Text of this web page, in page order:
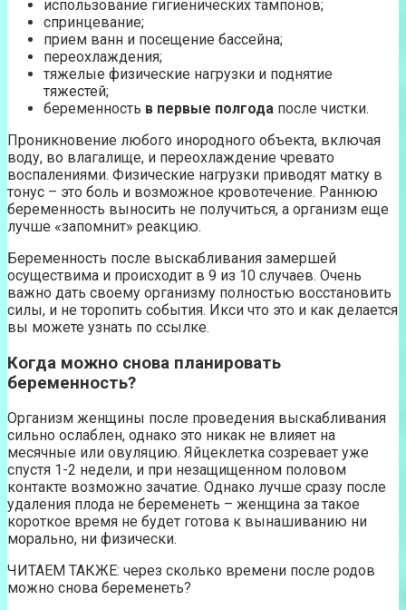
использование гигиенических тампонов;
спринцевание;
прием ванн и посещение бассейна;
переохлаждения;
тяжелые физические нагрузки и поднятие
тяжестей;
беременность в первые полгода после чистки.
Проникновение любого инородного объекта, включая
воду, во влагалище, и переохлаждение чревато
воспалениями. Физические нагрузки приводят матку в
тонус – это боль и возможное кровотечение. Раннюю
беременность выносить не получиться, а организм еще
лучше «запомнит» реакцию.
Беременность после выскабливания замершей
осуществима и происходит в 9 из 10 случаев. Очень
важно дать своему организму полностью восстановить
силы, и не торопить события. Икси что это и как делается
вы можете узнать по ссылке.
Когда можно снова планировать
беременность?
Организм женщины после проведения выскабливания
сильно ослаблен, однако это никак не влияет на
месячные или овуляцию. Яйцеклетка созревает уже
спустя 1-2 недели, и при незащищенном половом
контакте возможно зачатие. Однако лучше сразу после
удаления плода не беременеть – женщина за такое
короткое время не будет готова к вынашиванию ни
морально, ни физически.
ЧИТАЕМ ТАКЖЕ: через сколько времени после родов
можно снова беременеть?